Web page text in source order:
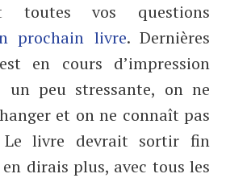
vos questions
prochain livre. Dernières
en cours d’impression
un peu stressante, on ne
et on ne connaît pas
livre devrait sortir fin
dirais plus, avec tous les